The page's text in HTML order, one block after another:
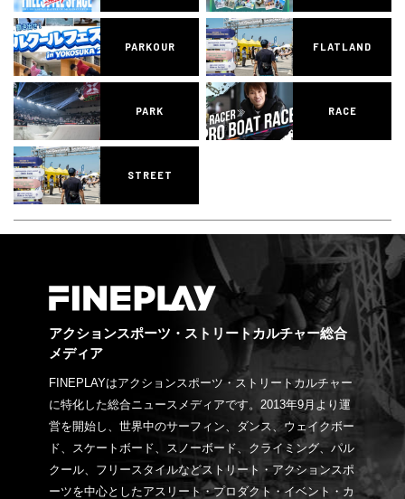
PARKOUR FLATLAND
PARK RACE
STREET
アクションスポーツ・ストリートカルチャー総合
メディア
FINEPLAYはアクションスポーツ・ストリートカルチャー
に特化した総合ニュースメディアです。2013年9月より運
営を開始し、世界中のサーフィン、ダンス、ウェイクボー
ド、スケートボード、スノーボード、クライミング、パル
クール、フリースタイルなどストリート・アクションスポ
ーツを中心としたアスリート・プロダクト・イベント・カ